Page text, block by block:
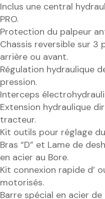
Inclus une central
PRO.
Protection du palpeur
Chassis reversible sur 3
arrière ou avant.
Régulation hydraulique
pression.
Interceps
Extension hydraulique
tracteur.
Kit outils pour réglage
Bras “D” et Lame de
en acier au Bore.
Kit connexion rapide d’
motorisés.
Barre spécial en acier